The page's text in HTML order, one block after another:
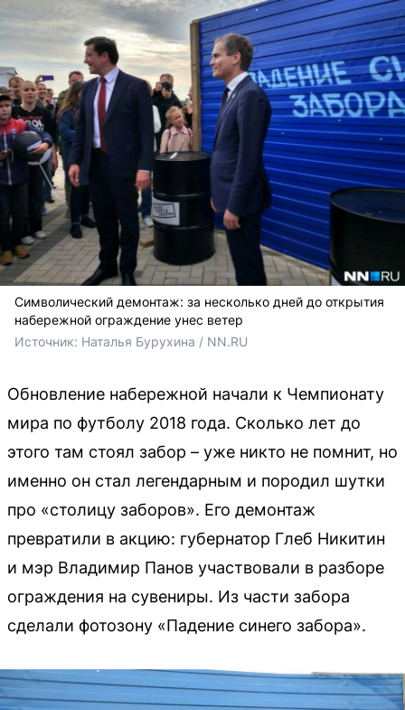
Символический демонтаж: за несколько дней до открытия
набережной ограждение унес ветер
Источник: Наталья Бурухина / NN.RU
Обновление набережной начали к Чемпионату
мира по футболу 2018 года. Сколько лет до
этого там стоял забор – уже никто не помнит, но
именно он стал легендарным и породил шутки
про «столицу заборов». Его демонтаж
превратили в акцию: губернатор Глеб Никитин
и мэр Владимир Панов участвовали в разборе
ограждения на сувениры. Из части забора
сделали фотозону «Падение синего забора».